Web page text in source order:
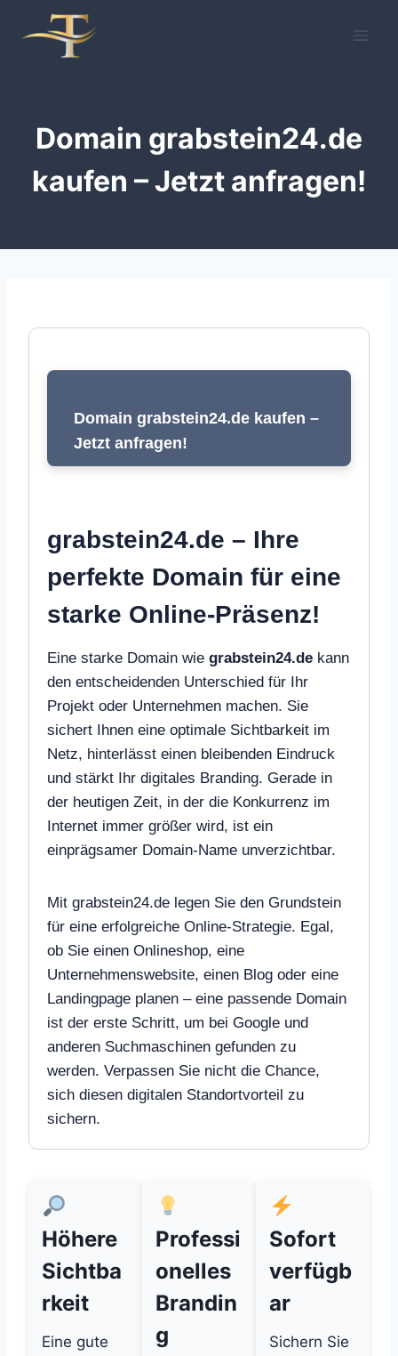
Inhalt
Domain grabstein24.de
kaufen – Jetzt anfragen!
Domain grabstein24.de kaufen –
Jetzt anfragen!
grabstein24.de – Ihre
perfekte Domain für eine
starke Online-Präsenz!
Eine starke Domain wie grabstein24.de kann
den entscheidenden Unterschied für Ihr
Projekt oder Unternehmen machen. Sie
sichert Ihnen eine optimale Sichtbarkeit im
Netz, hinterlässt einen bleibenden Eindruck
und stärkt Ihr digitales Branding. Gerade in
der heutigen Zeit, in der die Konkurrenz im
Internet immer größer wird, ist ein
einprägsamer Domain-Name unverzichtbar.
Mit grabstein24.de legen Sie den Grundstein
für eine erfolgreiche Online-Strategie. Egal,
ob Sie einen Onlineshop, eine
Unternehmenswebsite, einen Blog oder eine
Landingpage planen – eine passende Domain
ist der erste Schritt, um bei Google und
anderen Suchmaschinen gefunden zu
werden. Verpassen Sie nicht die Chance,
sich diesen digitalen Standortvorteil zu
sichern.
Höhere
Sichtba
rkeit
Eine gute
Professi
onelles
Brandin
g
Sofort
verfügb
ar
Sichern Sie